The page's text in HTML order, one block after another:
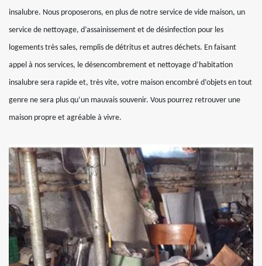
insalubre. Nous proposerons, en plus de notre service de vide maison, un
service de nettoyage, d’assainissement et de désinfection pour les
logements très sales, remplis de détritus et autres déchets. En faisant
appel à nos services, le désencombrement et nettoyage d’habitation
insalubre sera rapide et, très vite, votre maison encombré d’objets en tout
genre ne sera plus qu’un mauvais souvenir. Vous pourrez retrouver une
maison propre et agréable à vivre.